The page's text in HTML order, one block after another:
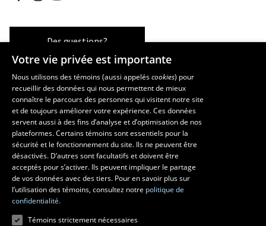
Des questions?
Les écoles et la recherche
École d’art
École supérieure d’aménagement du territoire et de développement
régional
École de design
Centre de recherche en aménagement et développement
Votre vie privée est importante
Nous utilisons des témoins (aussi appeléscookies) pour
recueillir des données qui nous permettent de mieux
connaître le parcours des personnes qui visitent notre site
et de toujours améliorer votre expérience. Ces données
servent aussi à des fins d’analyse et d’optimisation de nos
plateformes. Certains témoins sont essentiels pour la
sécurité et le fonctionnement du site. Ils ne peuvent être
désactivés. D’autres sont facultatifs et doivent être
acceptés pour s’activer. Ils peuvent impliquer le partage
de vos données avec des tiers. Pour en savoir plus sur
l’utilisation des témoins, consultez notre politique de
confidentialité.
Témoins strictement nécessaires